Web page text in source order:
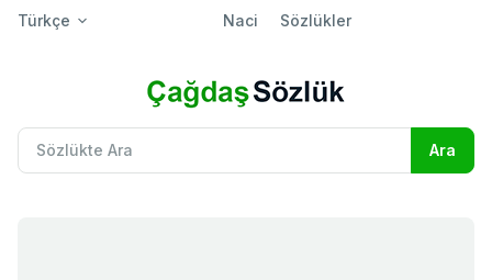
Türkçe Naci Sözlükler